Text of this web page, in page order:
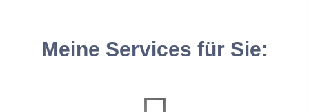
Meine Services für Sie: